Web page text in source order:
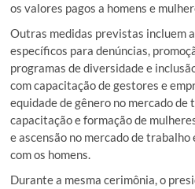
os valores pagos a homens e
Outras medidas previstas incluem
específicos para denúncias,
programas de diversidade e
com capacitação de gestores e
equidade de gênero no mercado
capacitação e formação de
e ascensão no mercado de trabalho
com os homens.
Durante a mesma cerimônia, o